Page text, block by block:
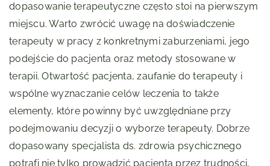
dopasowanie terapeutyczne często stoi na pierwszym
miejscu. Warto zwrócić uwagę na doświadczenie
terapeuty w pracy z konkretnymi zaburzeniami, jego
podejście do pacjenta oraz metody stosowane w
terapii. Otwartość pacjenta, zaufanie do terapeuty i
wspólne wyznaczanie celów leczenia to także
elementy, które powinny być uwzględniane przy
podejmowaniu decyzji o wyborze terapeuty. Dobrze
dopasowany specjalista ds. zdrowia psychicznego
potrafi nie tylko prowadzić pacjenta przez trudności,